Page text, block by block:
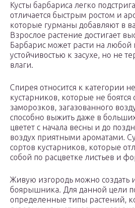
Кусты барбариса легко
отличается быстрым ростом и
которые гурманы добавляют в
Взрослое растение достигает
Барбарис может расти на любой
устойчивостью к засухе, но не
влаги.
Спирея относится к категории
кустарников, которые не боятся
заморозков, загазованного
способно выжить даже в
цветет с начала весны и до
воздух приятными ароматами.
сортов кустарников, которые
собой по расцветке листьев и
Живую изгородь можно создать
боярышника. Для данной цели
определенные типы растений,